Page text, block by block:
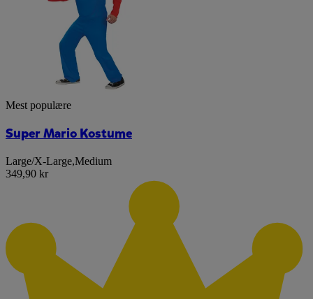
Mest populære
Super Mario Kostume
Large/X-Large,Medium
349,90 kr